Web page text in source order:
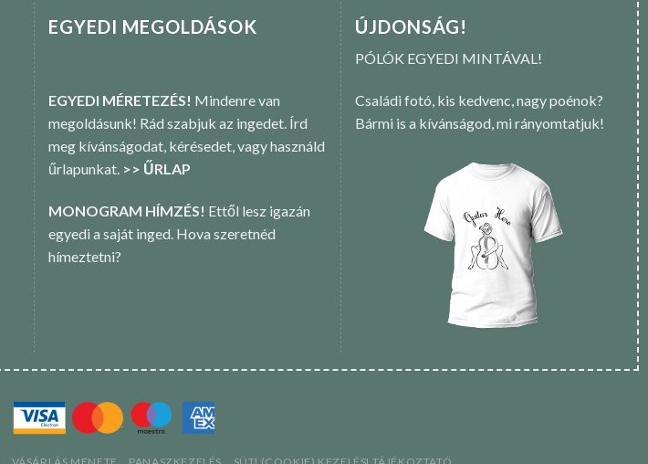
EGYEDI MEGOLDÁSOK
EGYEDI MÉRETEZÉS! Mindenre van
megoldásunk! Rád szabjuk az ingedet. Írd
meg kívánságodat, kérésedet, vagy használd
űrlapunkat. >> ŰRLAP
MONOGRAM HÍMZÉS! Ettől lesz igazán
egyedi a saját inged. Hova szeretnéd
hímeztetni?
ÚJDONSÁG!
PÓLÓK EGYEDI MINTÁVAL!
Családi fotó, kis kedvenc, nagy poénok?
Bármi is a kívánságod, mi rányomtatjuk!